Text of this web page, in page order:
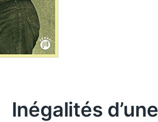
Inégalités